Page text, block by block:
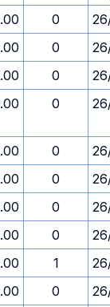
0
0
0
0
0
0
0
0
1
0